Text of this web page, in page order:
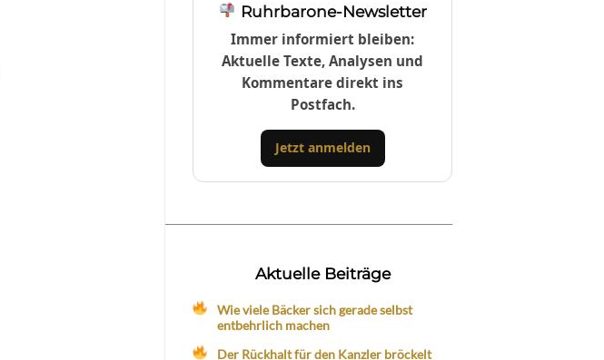
Ruhrbarone-Newsletter
Immer informiert bleiben:
Aktuelle Texte, Analysen und
Kommentare direkt ins
Postfach.
Jetzt anmelden
Aktuelle Beiträge
Wie viele Bäcker sich gerade selbst
entbehrlich machen
Der Rückhalt für den Kanzler bröckelt